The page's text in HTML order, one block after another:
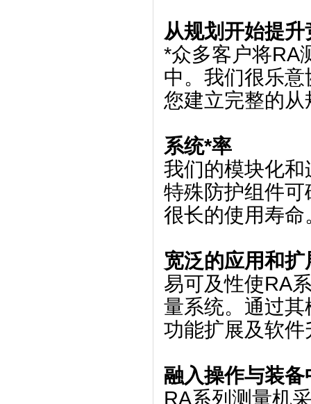
从规划开始提升
*众多客户将RA
中。我们很乐
您建立完整的
系统*率
我们的模块化
特殊防护组件
很长的使用寿命
宽泛的应用和扩
易可及性使RA
量系统。通过
功能扩展及软件
融入操作与装
RA系列测量机